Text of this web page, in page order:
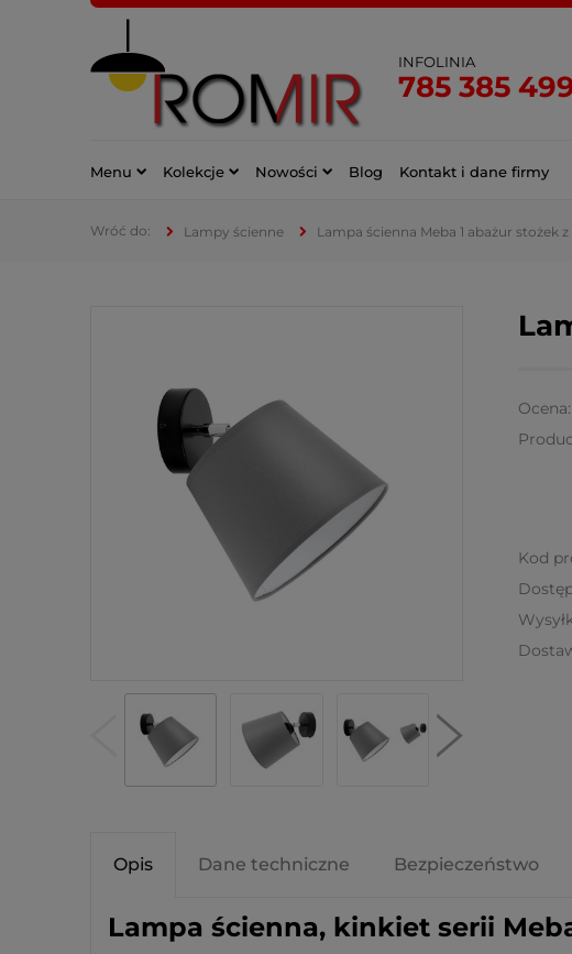
INFOLINIA
785 385
Menu Kolekcje Nowości Blog Kontakt i dane firmy
Lampy ścienne Lampa ścienna Meba 1 abażur stożek
Ocena:
Kod
Opis Dane techniczne Bezpieczeństwo
Lampa ścienna, kinkiet serii